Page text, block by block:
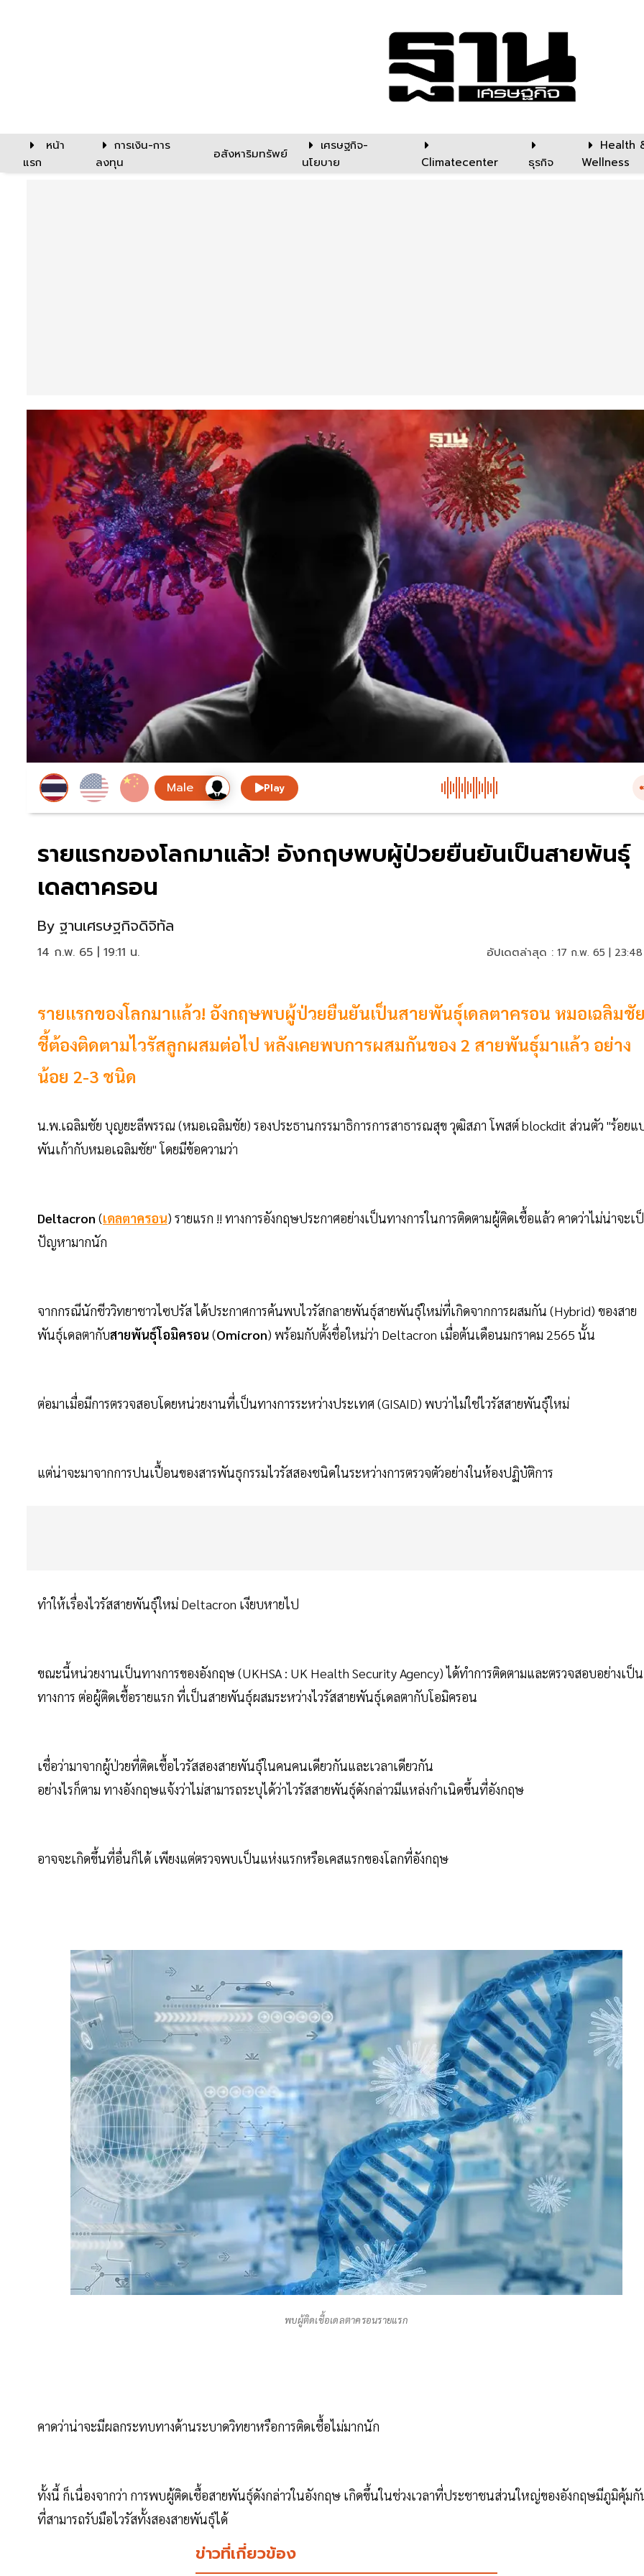
หน้า
แรก
การเงิน-การ
ลงทุน
อสังหาริมทรัพย์
เศรษฐกิจ-
นโยบาย
Climatecenter ธุรกิจ
Health
Wellness
Play
รายแรกของโลกมาแล้ว! อังกฤษพบผู้ป่วยยืนยันเป็นสายพันธุ์
เดลตาครอน
By ฐานเศรษฐกิจดิจิทัล
14 ก.พ. 65 | 19:11 น. อัปเดตล่าสุด : 17 ก.พ. 65 |
รายแรกของโลกมาแล้ว! อังกฤษพบผู้ป่วยยืนยันเป็นสายพันธุ์เดลตาครอน หมอเฉลิมชั
ชี้ต้องติดตามไวรัสลูกผสมต่อไป หลังเคยพบการผสมกันของ 2 สายพันธุ์มาแล้ว อย่าง
น้อย 2-3 ชนิด
น.พ.เฉลิมชัย บุญยะลีพรรณ (หมอเฉลิมชัย) รองประธานกรรมาธิการการสาธารณสุข วุฒิสภา โพสต์ blockdit ส่วนตัว "ร้อยแ
พันเก้ากับหมอเฉลิมชัย" โดยมีข้อความว่า
Deltacron (เดลตาครอน) รายแรก !! ทางการอังกฤษประกาศอย่างเป็นทางการในการติดตามผู้ติดเชื้อแล้ว คาดว่าไม่น่าจะเ
ปัญหามากนัก
จากกรณีนักชีววิทยาชาวไซปรัส ได้ประกาศการค้นพบไวรัสกลายพันธุ์สายพันธุ์ใหม่ที่เกิดจากการผสมกัน (Hybrid) ของสาย
พันธุ์เดลตากับสายพันธุ์โอมิครอน (Omicron) พร้อมกับตั้งชื่อใหม่ว่า Deltacron เมื่อต้นเดือนมกราคม 2565 นั้น
ต่อมาเมื่อมีการตรวจสอบโดยหน่วยงานที่เป็นทางการระหว่างประเทศ (GISAID) พบว่าไม่ใช่ไวรัสสายพันธุ์ใหม่
แต่น่าจะมาจากการปนเปื้อนของสารพันธุกรรมไวรัสสองชนิดในระหว่างการตรวจตัวอย่างในห้องปฏิบัติการ
ทำให้เรื่องไวรัสสายพันธุ์ใหม่ Deltacron เงียบหายไป
ขณะนี้หน่วยงานเป็นทางการของอังกฤษ (UKHSA : UK Health Security Agency) ได้ทำการติดตามและตรวจสอบอย่างเป็น
ทางการ ต่อผู้ติดเชื้อรายแรก ที่เป็นสายพันธุ์ผสมระหว่างไวรัสสายพันธุ์เดลตากับโอมิครอน
เชื่อว่ามาจากผู้ป่วยที่ติดเชื้อไวรัสสองสายพันธุ์ในคนคนเดียวกันและเวลาเดียวกัน
อย่างไรก็ตาม ทางอังกฤษแจ้งว่าไม่สามารถระบุได้ว่าไวรัสสายพันธุ์ดังกล่าวมีแหล่งกำเนิดขึ้นที่อังกฤษ
อาจจะเกิดขึ้นที่อื่นก็ได้ เพียงแต่ตรวจพบเป็นแห่งแรกหรือเคสแรกของโลกที่อังกฤษ
พบผู้ติดเชื้อเดลตาครอนรายแรก
คาดว่าน่าจะมีผลกระทบทางด้านระบาดวิทยาหรือการติดเชื้อไม่มากนัก
ทั้งนี้ ก็เนื่องจากว่า การพบผู้ติดเชื้อสายพันธุ์ดังกล่าวในอังกฤษ เกิดขึ้นในช่วงเวลาที่ประชาชนส่วนใหญ่ของอังกฤษมีภูมิคุ้ม
ที่สามารถรับมือไวรัสทั้งสองสายพันธุ์ได้
ข่าวที่เกี่ยวข้อง